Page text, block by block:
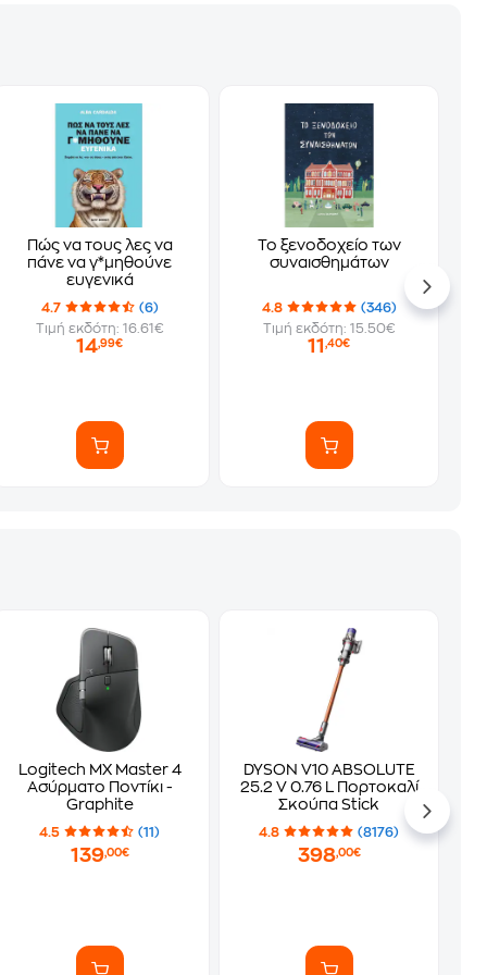
Πώς να τους λες να
πάνε να γ*μηθούνε
ευγενικά
4.7
(6)
Τιμή εκδότη: 16.61€
14,99€
Το ξενοδοχείο των
συναισθημάτων
4.8
(346)
Τιμή εκδότη: 15.50€
11,40€
Logitech MX Master 4
Ασύρματο Ποντίκι -
Graphite
4.5 (11)
139,00€
DYSON V10 ABSOLUTE
25.2 V 0.76 L Πορτοκαλί
Σκούπα Stick
4.8 (8176)
398,00€